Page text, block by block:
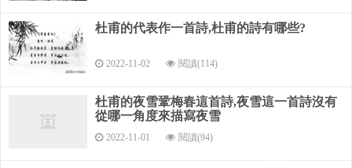
所愧為人父，無食致夭折。
豈知秋未登，貧窶有倉卒。
撫跡猶酸辛，平人固騷屑。
杜甫的代表作一首詩,杜甫的詩有哪些?
2022-11-02 閱讀(114)
杜甫的夜雪鞏梅春這首詩,夜雪這一首詩沒有
從哪一角度來描寫夜雪
2022-11-01 閱讀(94)